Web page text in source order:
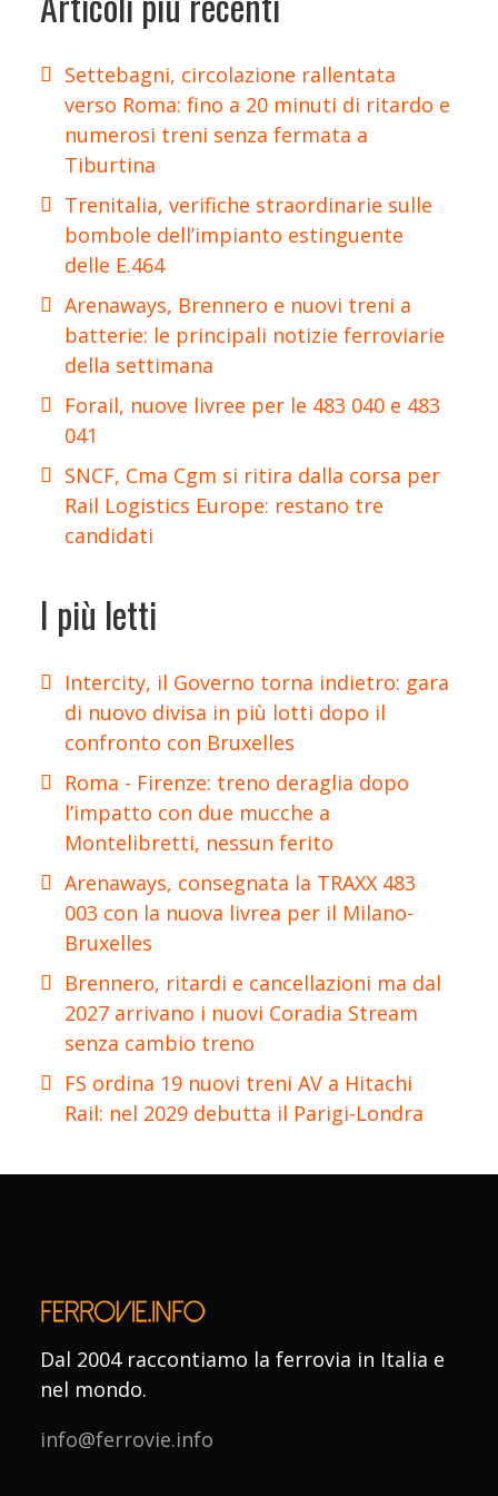
Settebagni, circolazione rallentata
verso Roma: fino a 20 minuti di ritardo e
numerosi treni senza fermata a
Tiburtina
Trenitalia, verifiche straordinarie sulle
bombole dell’impianto estinguente
delle E.464
Arenaways, Brennero e nuovi treni a
batterie: le principali notizie ferroviarie
della settimana
Forail, nuove livree per le 483 040 e 483
041
SNCF, Cma Cgm si ritira dalla corsa per
Rail Logistics Europe: restano tre
candidati
I più letti
Intercity, il Governo torna indietro: gara
di nuovo divisa in più lotti dopo il
confronto con Bruxelles
Roma - Firenze: treno deraglia dopo
l’impatto con due mucche a
Montelibretti, nessun ferito
Arenaways, consegnata la TRAXX 483
003 con la nuova livrea per il Milano-
Bruxelles
Brennero, ritardi e cancellazioni ma dal
2027 arrivano i nuovi Coradia Stream
senza cambio treno
FS ordina 19 nuovi treni AV a Hitachi
Rail: nel 2029 debutta il Parigi-Londra
Dal 2004 raccontiamo la ferrovia in Italia e
nel mondo.
info@ferrovie.info